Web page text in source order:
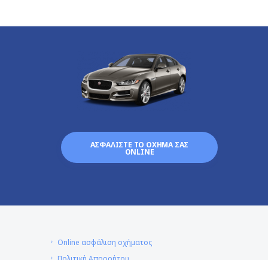
ΑΣΦΑΛΙΣΤΕ ΤΟ ΟΧΗΜΑ ΣΑΣ
ONLINE
Online ασφάλιση οχήματος